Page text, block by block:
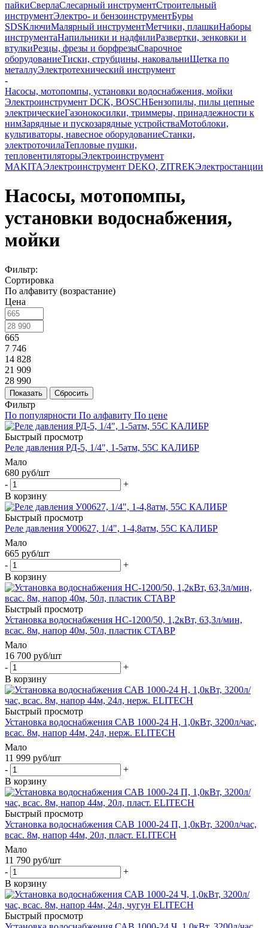
пайкиСверлаСлесарный инструментСтроительный
инструментЭлектро- и бензоинструментБуры
SDSКлючиМалярный инструментМетчики, плашкиНаборы
инструментаНапильники и надфилиРазвертки, зенковки и
втулкиРезцы, фрезы и борфрезыСварочное
оборудованиеТиски, струбцины, наковальниЩетка по
металлуЭлектротехнический инструмент
-
Насосы, мотопомпы, установки водоснабжения, мойки
Электроинструмент DCK, BOSCHБензопилы, пилы цепные
электрическиеГазонокосилки, триммеры, принадлежности к
нимЗарядные и пускозарядные устройстваМотоблоки,
культиваторы, навесное оборудованиеСтанки,
электроточилаТепловые пушки,
тепловентиляторыЭлектроинструмент
MAKITAЭлектроинструмент DEKO, ZITREKЭлектростанции
Насосы, мотопомпы,
установки водоснабжения,
мойки
Фильтр:
Сортировка
По алфавиту (возрастание)
Цена
665
7 746
14 828
21 909
28 990
Показать Сбросить
Фильтр
По популярности По алфавиту По цене
Быстрый просмотр
Реле давления РД-5, 1/4", 1-5атм, 55С КАЛИБР
Мало
680 руб/шт
-
+
В корзину
Быстрый просмотр
Реле давления У00627, 1/4", 1-4,8атм, 55С КАЛИБР
Мало
665 руб/шт
-
+
В корзину
Быстрый просмотр
Установка водоснабжения НС-1200/50, 1,2кВт, 63,3л/мин,
всас. 8м, напор 40м, 50л, пластик СТАВР
Мало
16 700 руб/шт
-
+
В корзину
Быстрый просмотр
Установка водоснабжения САВ 1000-24 Н, 1,0кВт, 3200л/час,
всас. 8м, напор 44м, 24л, нерж. ELITECH
Мало
11 999 руб/шт
-
+
В корзину
Быстрый просмотр
Установка водоснабжения САВ 1000-24 П, 1,0кВт, 3200л/час,
всас. 8м, напор 44м, 20л, пласт. ELITECH
Мало
11 790 руб/шт
-
+
В корзину
Быстрый просмотр